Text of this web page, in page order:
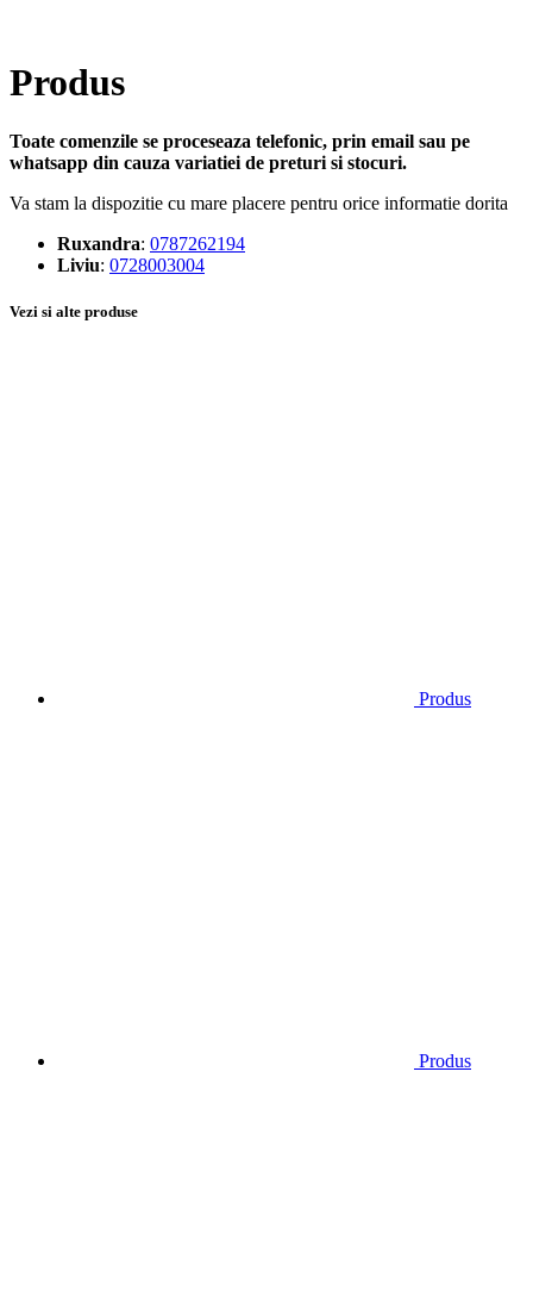
Produs
Toate comenzile se proceseaza telefonic, prin email sau pe
whatsapp din cauza variatiei de preturi si stocuri.
Va stam la dispozitie cu mare placere pentru orice informatie dorita
Ruxandra: 0787262194
Liviu: 0728003004
Vezi si alte produse
Produs
Produs